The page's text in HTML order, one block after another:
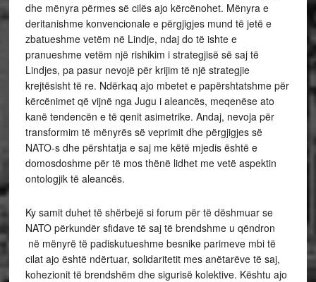
dhe mënyra përmes së cilës ajo kërcënohet. Mënyra e
deritanishme konvencionale e përgjigjes mund të jetë e
zbatueshme vetëm në Lindje, ndaj do të ishte e
pranueshme vetëm një rishikim i strategjisë së saj të
Lindjes, pa pasur nevojë për krijim të një strategjie
krejtësisht të re. Ndërkaq ajo mbetet e papërshtatshme për
kërcënimet që vijnë nga Jugu i aleancës, meqenëse ato
kanë tendencën e të qenit asimetrike. Andaj, nevoja për
transformim të mënyrës së veprimit dhe përgjigjes së
NATO-s dhe përshtatja e saj me këtë mjedis është e
domosdoshme për të mos thënë lidhet me vetë aspektin
ontologjik të aleancës.
Ky samit duhet të shërbejë si forum për të dëshmuar se
NATO përkundër sfidave të saj të brendshme u qëndron
në mënyrë të padiskutueshme besnike parimeve mbi të
cilat ajo është ndërtuar, solidaritetit mes anëtarëve të saj,
kohezionit të brendshëm dhe sigurisë kolektive. Kështu ajo